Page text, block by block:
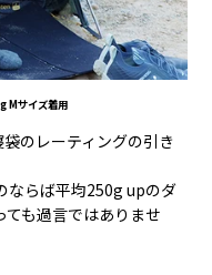
Mサイズ着用
のレーティングの引き
ならば平均250g upのダ
も過言ではありませ